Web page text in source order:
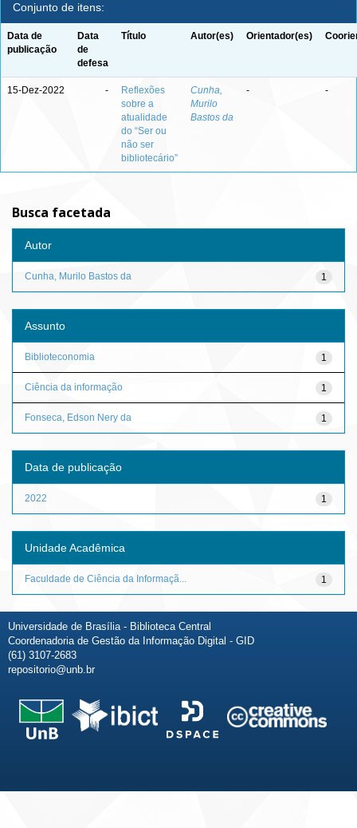
Conjunto de itens:
Data de
publicação
Data
de
defesa
Título Autor(es) Orientador(es)
15-Dez-2022 -
Reflexões
sobre a
atualidade
do “Ser ou
não ser
bibliotecário”
Cunha,
Murilo
Bastos da
- -
Busca facetada
Autor
1
Cunha, Murilo Bastos da
Assunto
1
Biblioteconomia
1
Ciência da informação
1
Fonseca, Edson Nery da
Data de publicação
1
2022
Unidade Acadêmica
1
Faculdade de Ciência da Informaçã...
Universidade de Brasília - Biblioteca Central
Coordenadoria de Gestão da Informação Digital - GID
(61) 3107-2683
repositorio@unb.br